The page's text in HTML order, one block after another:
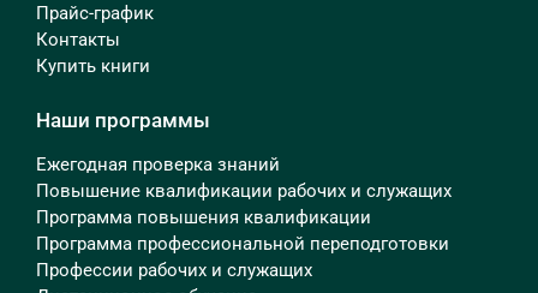
Прайс-график
Контакты
Купить книги
Наши программы
Ежегодная проверка знаний
Повышение квалификации рабочих и служащих
Программа повышения квалификации
Программа профессиональной переподготовки
Профессии рабочих и служащих